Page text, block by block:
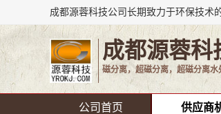
成都源蓉科
磁分离，超磁分离，超磁分离水
公司首页 供应商